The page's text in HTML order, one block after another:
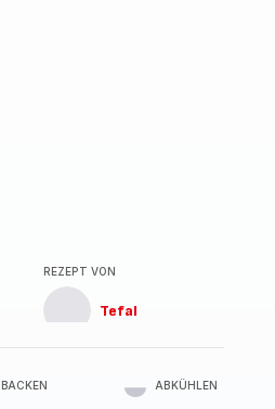
REZEPT VON
Tefal
BACKEN ABKÜHLEN